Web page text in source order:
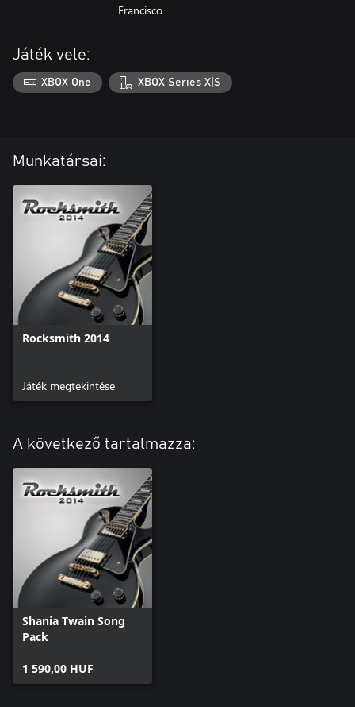
Francisco
Játék vele:
XBOX One XBOX Series X|S
Munkatársai:
Rocksmith 2014
Játék megtekintése
A következő tartalmazza:
Shania Twain Song
Pack
1 590,00 HUF